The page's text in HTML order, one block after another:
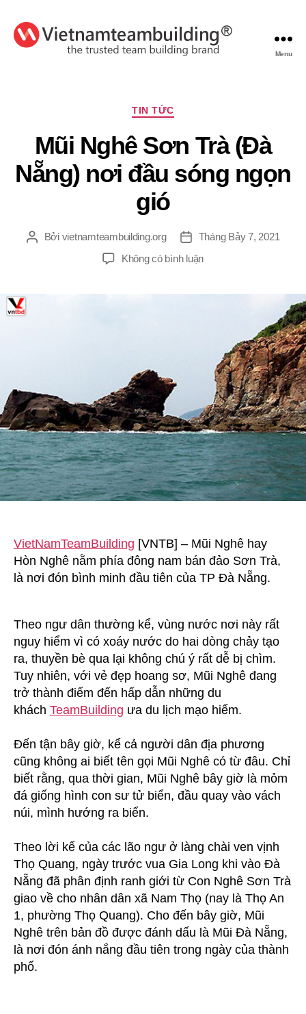
Menu
Chuyên
TIN TỨC
Mũi Nghê Sơn Trà (Đà
Nẵng) nơi đầu sóng ngọn
gió
TácBởi vietnamteambuilding.org
Ngày
đăng
Tháng Bảy 7, 2021
Không có bình luậnở
Nẵng)
nơi
đầu
sóng
ngọn
gió
VietNamTeamBuilding [VNTB] – Mũi Nghê hay
Hòn Nghê nằm phía đông nam bán đảo Sơn Trà,
là nơi đón bình minh đầu tiên của TP Đà Nẵng.
Theo ngư dân thường kể, vùng nước nơi này rất
nguy hiểm vì có xoáy nước do hai dòng chảy tạo
ra, thuyền bè qua lại không chú ý rất dễ bị chìm.
Tuy nhiên, với vẻ đẹp hoang sơ, Mũi Nghê đang
trở thành điểm đến hấp dẫn những du
khách TeamBuilding ưa du lịch mạo hiểm.
Đến tận bây giờ, kể cả người dân địa phương
cũng không ai biết tên gọi Mũi Nghê có từ đâu. Chỉ
biết rằng, qua thời gian, Mũi Nghê bây giờ là mỏm
đá giống hình con sư tử biển, đầu quay vào vách
núi, mình hướng ra biển.
Theo lời kể của các lão ngư ở làng chài ven vịnh
Thọ Quang, ngày trước vua Gia Long khi vào Đà
Nẵng đã phân định ranh giới từ Con Nghê Sơn Trà
giao về cho nhân dân xã Nam Thọ (nay là Thọ An
1, phường Thọ Quang). Cho đến bây giờ, Mũi
Nghê trên bản đồ được đánh dấu là Mũi Đà Nẵng,
là nơi đón ánh nắng đầu tiên trong ngày của thành
phố.